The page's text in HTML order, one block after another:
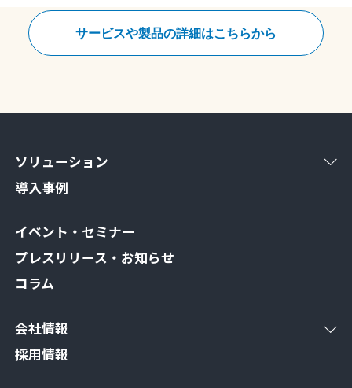
サービスや製品の詳細はこちらから
ソリューション
導入事例
イベント・セミナー
プレスリリース・お知らせ
コラム
会社情報
採用情報